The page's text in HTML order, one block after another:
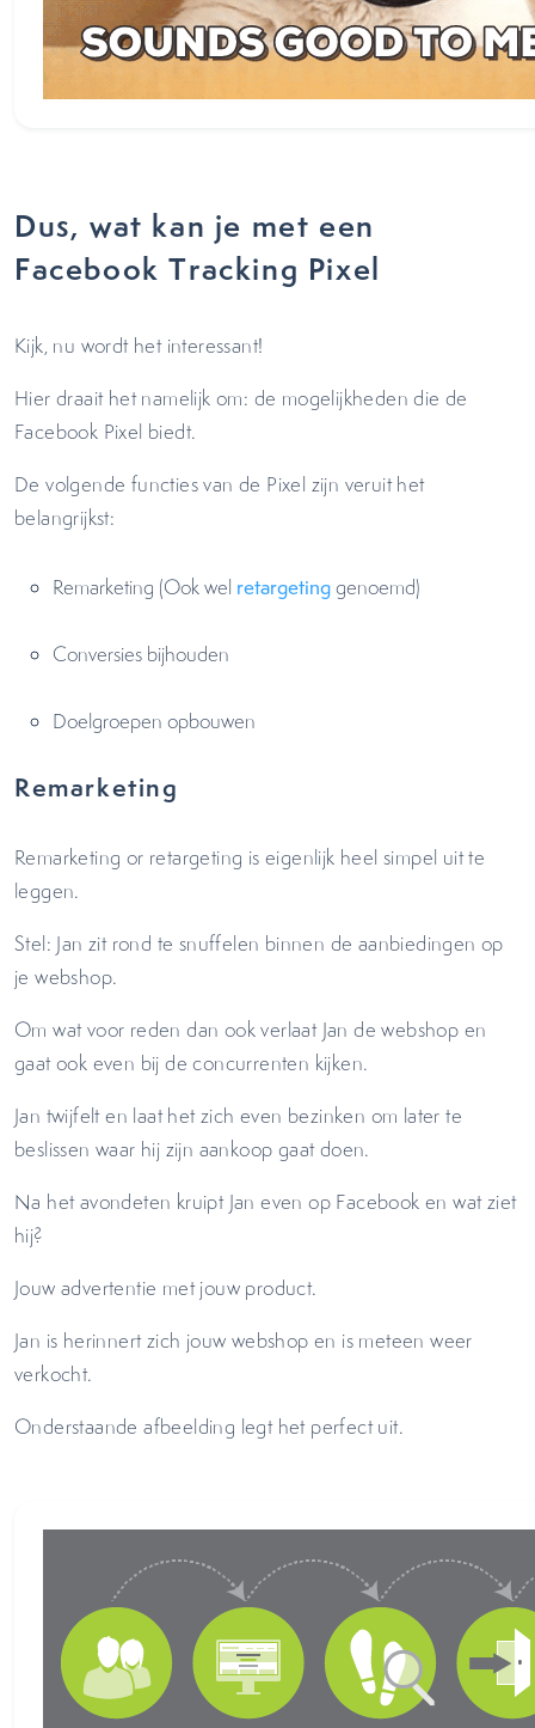
Dus, wat kan je met een
Facebook Tracking Pixel
Kijk, nu wordt het interessant!
Hier draait het namelijk om: de mogelijkheden die de
Facebook Pixel biedt.
De volgende functies van de Pixel zijn veruit het
belangrijkst:
Remarketing (Ook wel retargetinggenoemd)
Conversies bijhouden
Doelgroepen opbouwen
Remarketing
Remarketing or retargeting is eigenlijk heel simpel uit te
leggen.
Stel: Jan zit rond te snuffelen binnen de aanbiedingen op
je webshop.
Om wat voor reden dan ook verlaat Jan de webshop en
gaat ook even bij de concurrenten kijken.
Jan twijfelt en laat het zich even bezinken om later te
beslissen waar hij zijn aankoop gaat doen.
Na het avondeten kruipt Jan even op Facebook en wat ziet
hij?
Jouw advertentie met jouw product.
Jan is herinnert zich jouw webshop en is meteen weer
verkocht.
Onderstaande afbeelding legt het perfect uit.